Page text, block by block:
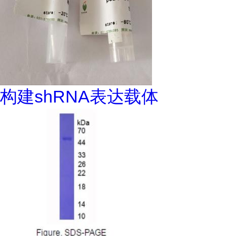
构建shRNA表达载体